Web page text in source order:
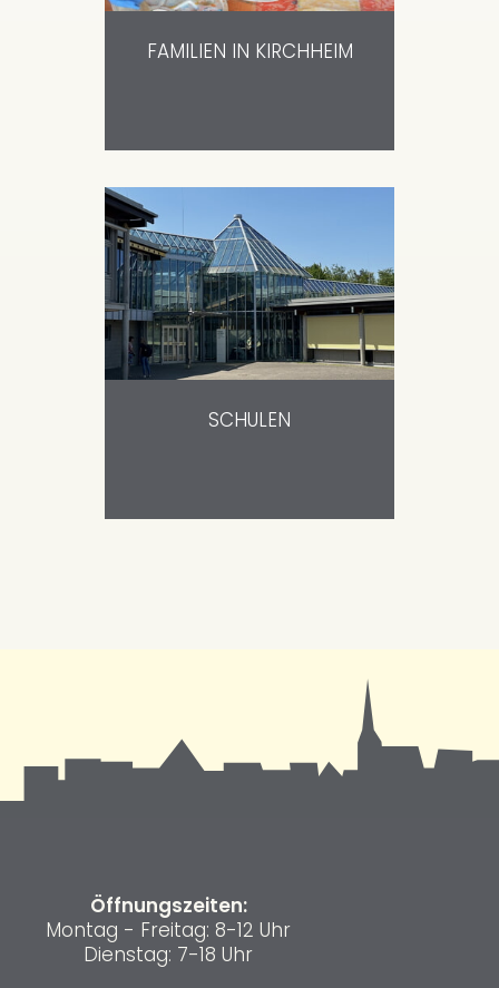
FAMILIEN IN KIRCHHEIM
SCHULEN
Öffnungszeiten:
Montag - Freitag: 8-12 Uhr
Dienstag: 7-18 Uhr